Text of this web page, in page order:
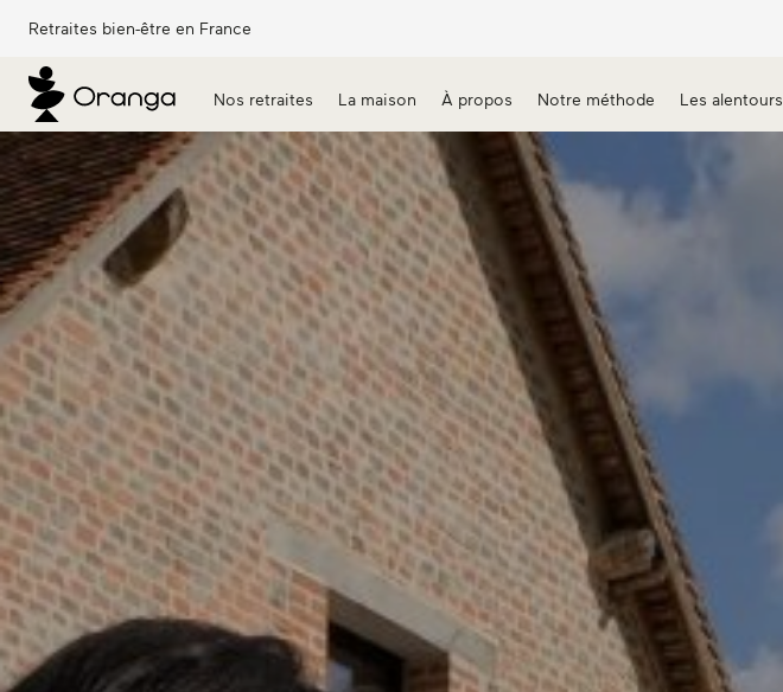
Retraites bien-être en France
Nos retraites La maison À propos Notre méthode Les alentours